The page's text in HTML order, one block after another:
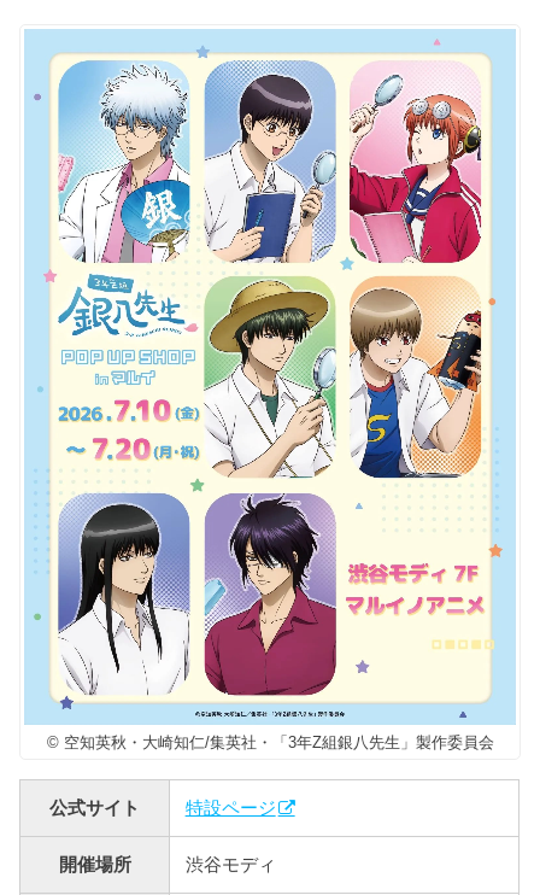
© 空知英秋・大崎知仁/集英社・「3年Z組銀八先生」製作委員会
公式サイト 特設ページ
開催場所 渋谷モディ